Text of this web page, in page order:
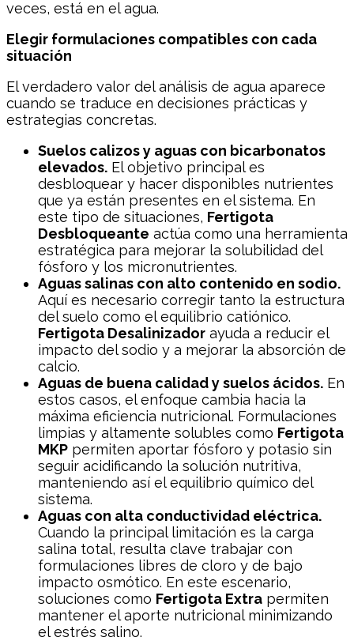
veces, está en el agua.
Elegir formulaciones compatibles con cada
situación
El verdadero valor del análisis de agua aparece
cuando se traduce en decisiones prácticas y
estrategias concretas.
Suelos calizos y aguas con bicarbonatos
elevados. El objetivo principal es
desbloquear y hacer disponibles nutrientes
que ya están presentes en el sistema. En
este tipo de situaciones, Fertigota
Desbloqueante actúa como una herramienta
estratégica para mejorar la solubilidad del
fósforo y los micronutrientes.
Aguas salinas con alto contenido en sodio.
Aquí es necesario corregir tanto la estructura
del suelo como el equilibrio catiónico.
Fertigota Desalinizador ayuda a reducir el
impacto del sodio y a mejorar la absorción de
calcio.
Aguas de buena calidad y suelos ácidos. En
estos casos, el enfoque cambia hacia la
máxima eficiencia nutricional. Formulaciones
limpias y altamente solubles como Fertigota
MKP permiten aportar fósforo y potasio sin
seguir acidificando la solución nutritiva,
manteniendo así el equilibrio químico del
sistema.
Aguas con alta conductividad eléctrica.
Cuando la principal limitación es la carga
salina total, resulta clave trabajar con
formulaciones libres de cloro y de bajo
impacto osmótico. En este escenario,
soluciones como Fertigota Extra permiten
mantener el aporte nutricional minimizando
el estrés salino.